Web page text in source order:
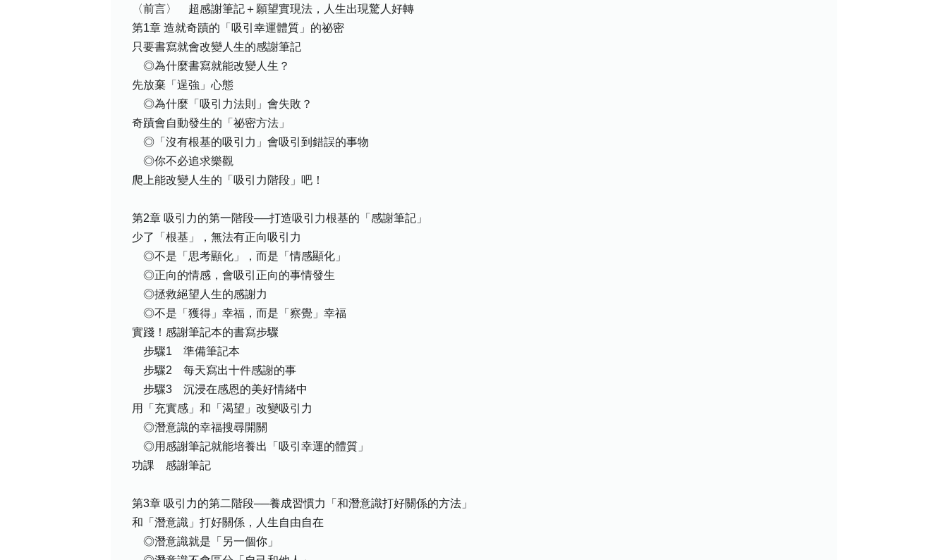
〈前言〉 超感謝筆記＋願望實現法，人生出現驚人好轉
第1章 造就奇蹟的「吸引幸運體質」的祕密
只要書寫就會改變人生的感謝筆記
◎為什麼書寫就能改變人生？
先放棄「逞強」心態
◎為什麼「吸引力法則」會失敗？
奇蹟會自動發生的「祕密方法」
◎「沒有根基的吸引力」會吸引到錯誤的事物
◎你不必追求樂觀
爬上能改變人生的「吸引力階段」吧！
第2章 吸引力的第一階段──打造吸引力根基的「感謝筆記」
少了「根基」，無法有正向吸引力
◎不是「思考顯化」，而是「情感顯化」
◎正向的情感，會吸引正向的事情發生
◎拯救絕望人生的感謝力
◎不是「獲得」幸福，而是「察覺」幸福
實踐！感謝筆記本的書寫步驟
步驟1 準備筆記本
步驟2 每天寫出十件感謝的事
步驟3 沉浸在感恩的美好情緒中
用「充實感」和「渴望」改變吸引力
◎潛意識的幸福搜尋開關
◎用感謝筆記就能培養出「吸引幸運的體質」
功課 感謝筆記
第3章 吸引力的第二階段──養成習慣力「和潛意識打好關係的方法」
和「潛意識」打好關係，人生自由自在
◎潛意識就是「另一個你」